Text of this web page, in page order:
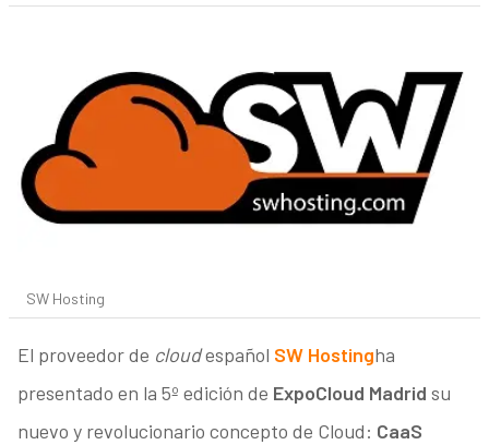
SW Hosting
El proveedor de cloudespañol SW Hostingha
presentado en la 5º edición de ExpoCloud Madrid su
nuevo y revolucionario concepto de Cloud: CaaS